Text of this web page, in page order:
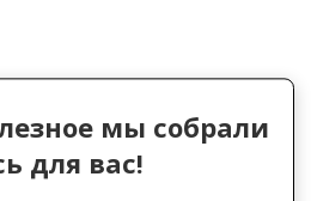
мы собрали
для вас!